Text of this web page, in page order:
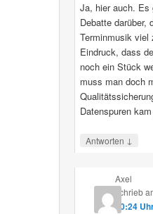
Ja, hier auch. Es
Debatte darüber,
Terminmusik
Eindruck, dass
noch ein Stück
muss man doch
Datenspuren
Antworten ↓
Axel
schrieb
10:24